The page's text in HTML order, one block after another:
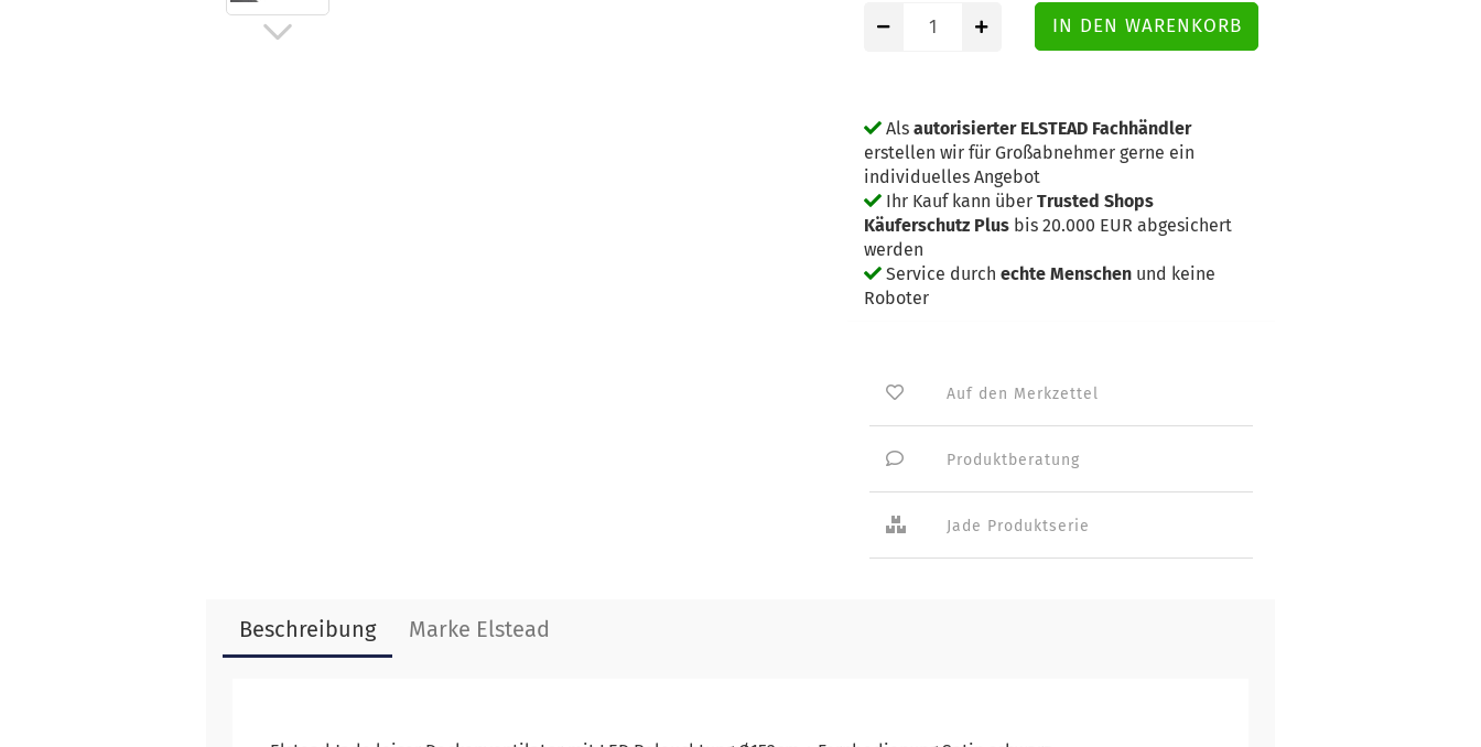
Als autorisierter ELSTEAD Fachhändler
erstellen wir für Großabnehmer gerne ein
individuelles Angebot
Ihr Kauf kann über Trusted Shops
Käuferschutz Plus bis 20.000 EUR abgesichert
werden
Service durch echte Menschen und keine
Roboter
Auf den Merkzettel
Produktberatung
Jade Produktserie
Beschreibung Marke Elstead